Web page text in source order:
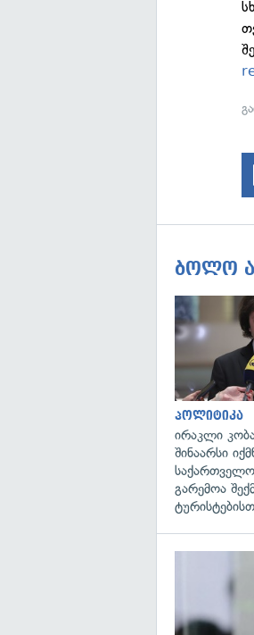
ბოლო
პოლიტიკა
ირაკლი
შინაარსი
გარემოა